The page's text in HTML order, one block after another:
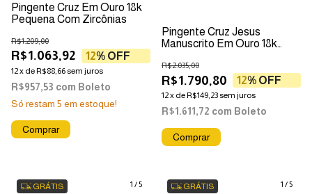
Pingente Cruz Em Ouro 18k
Pequena Com Zircônias
R$1.063,92
R$1.209,00
12% OFF
12x deR$88,66sem juros
R$957,53 com Boleto
Só restam 5 em estoque!
Pingente Cruz Jesus
Manuscrito Em Ouro 18k
R$1.790,80
R$2.035,00
12% OFF
12x deR$149,23sem juros
R$1.611,72 com Boleto
1 /5
GRÁTIS 1 /5
GRÁTIS